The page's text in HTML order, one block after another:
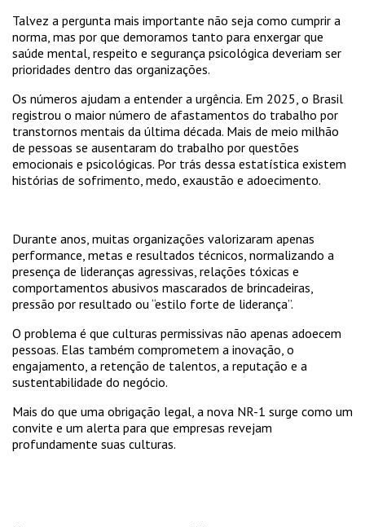
Talvez a pergunta mais importante não seja como cumprir a
norma, mas por que demoramos tanto para enxergar que
saúde mental, respeito e segurança psicológica deveriam ser
prioridades dentro das organizações.
Os números ajudam a entender a urgência. Em 2025, o Brasil
registrou o maior número de afastamentos do trabalho por
transtornos mentais da última década. Mais de meio milhão
de pessoas se ausentaram do trabalho por questões
emocionais e psicológicas. Por trás dessa estatística existem
histórias de sofrimento, medo, exaustão e adoecimento.
Durante anos, muitas organizações valorizaram apenas
performance, metas e resultados técnicos, normalizando a
presença de lideranças agressivas, relações tóxicas e
comportamentos abusivos mascarados de brincadeiras,
pressão por resultado ou “estilo forte de liderança”.
O problema é que culturas permissivas não apenas adoecem
pessoas. Elas também comprometem a inovação, o
engajamento, a retenção de talentos, a reputação e a
sustentabilidade do negócio.
Mais do que uma obrigação legal, a nova NR-1 surge como um
convite e um alerta para que empresas revejam
profundamente suas culturas.